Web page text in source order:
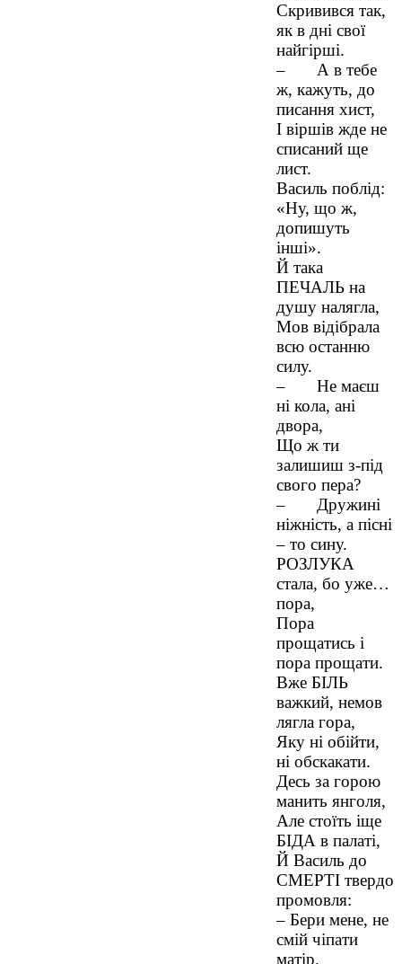
Скривився так,
як в дні свої
найгірші.
– А в тебе
ж, кажуть, до
писання хист,
І віршів жде не
списаний ще
лист.
Василь поблід:
«Ну, що ж,
допишуть
інші».
Й така
ПЕЧАЛЬ на
душу налягла,
Мов відібрала
всю останню
силу.
– Не маєш
ні кола, ані
двора,
Що ж ти
залишиш з-під
свого пера?
– Дружині
ніжність, а пісні
– то сину.
РОЗЛУКА
стала, бо уже…
пора,
Пора
прощатись і
пора прощати.
Вже БІЛЬ
важкий, немов
лягла гора,
Яку ні обійти,
ні обскакати.
Десь за горою
манить янголя,
Але стоїть іще
БІДА в палаті,
Й Василь до
СМЕРТІ твердо
промовля:
– Бери мене, не
смій чіпати
матір.